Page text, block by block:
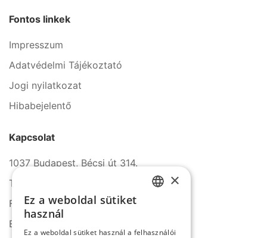
Fontos linkek
Impresszum
Adatvédelmi Tájékoztató
Jogi nyilatkozat
Hibabejelentő
Kapcsolat
1037 Budapest, Bécsi út 314.
Tel.: +36 1 272 2140
Fax: +36 1 272 2150
E-mail: info@serco.hu
×
Ez a weboldal sütiket
használ
Ez a weboldal sütiket használ a felhasználói